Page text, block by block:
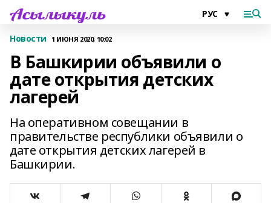
Новости 1 ИЮНЯ 2020, 10:02
В Башкирии объявили о
дате открытия детских
лагерей
На оперативном совещании в
правительстве республики объявили о
дате открытия детских лагерей в
Башкирии.